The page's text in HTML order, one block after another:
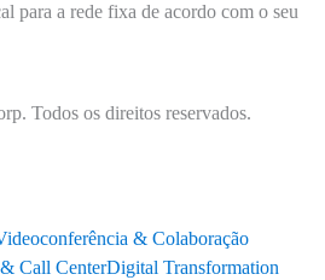
para a rede fixa de acordo com o seu
Todos os direitos reservados.
& Colaboração
Call CenterDigital Transformation